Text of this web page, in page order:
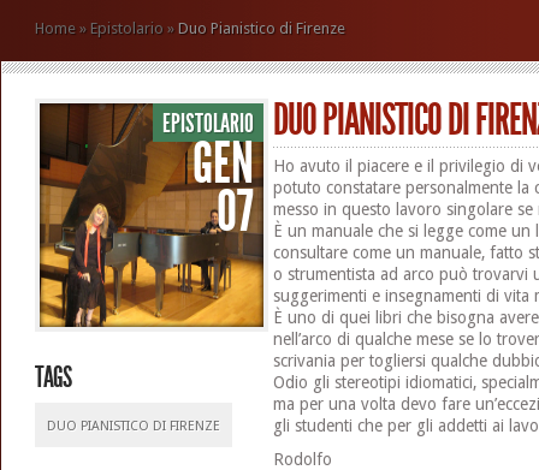
Home » Epistolario » Duo Pianistico di Firenze
EPISTOLARIO
GEN
07
TAGS
DUO PIANISTICO DI FIRENZE
DUO PIANISTICO DI
Ho avuto il piacere e il privilegio di
potuto constatare personalmente la
messo in questo lavoro singolare
È un manuale che si legge come
consultare come un manuale, fatto
o strumentista ad arco può trovarvi
suggerimenti e insegnamenti di vita
È uno di quei libri che bisogna
nell’arco di qualche mese se lo
scrivania per togliersi qualche
Odio gli stereotipi idiomatici,
ma per una volta devo fare
gli studenti che per gli addetti ai
Rodolfo